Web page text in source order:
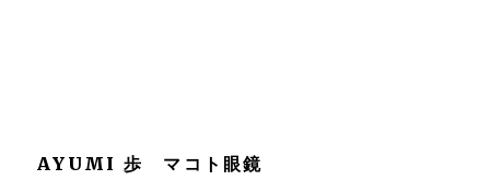
AYUMI 歩 マコト眼鏡